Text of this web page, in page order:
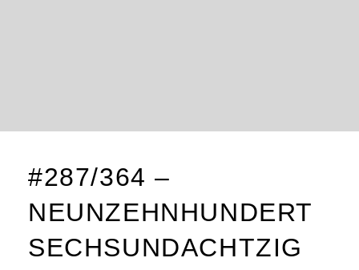
#287/364 –
NEUNZEHNHUNDERT
SECHSUNDACHTZIG